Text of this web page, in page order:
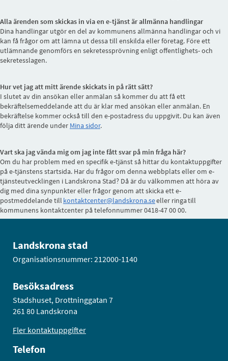
Alla ärenden som skickas in via en e-tjänst är allmänna handlingar
Dina handlingar utgör en del av kommunens allmänna handlingar och vi
kan få frågor om att lämna ut dessa till enskilda eller företag. Före ett
utlämnande genomförs en sekretessprövning enligt offentlighets- och
sekretesslagen.
Hur vet jag att mitt ärende skickats in på rätt sätt?
I slutet av din ansökan eller anmälan så kommer du att få ett
bekräftelsemeddelande att du är klar med ansökan eller anmälan. En
bekräftelse kommer också till den e-postadress du uppgivit. Du kan även
följa ditt ärende under Mina sidor.
Vart ska jag vända mig om jag inte fått svar på min fråga här?
Om du har problem med en specifik e-tjänst så hittar du kontaktuppgifter
på e-tjänstens startsida. Har du frågor om denna webbplats eller om e-
tjänsteutvecklingen i Landskrona Stad? Då är du välkommen att höra av
dig med dina synpunkter eller frågor genom att skicka ett e-
postmeddelande till kontaktcenter@landskrona.seeller ringa till
kommunens kontaktcenter på telefonnummer 0418-47 00 00.
Landskrona stad
Organisationsnummer: 212000-1140
Besöksadress
Stadshuset, Drottninggatan 7
261 80 Landskrona
Fler kontaktuppgifter
Telefon